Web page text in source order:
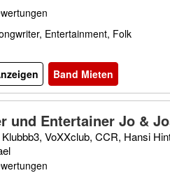
Entertainment, Folk
Band Mieten
und Entertainer Jo &
Klubbb3, VoXXclub, CCR, Hansi